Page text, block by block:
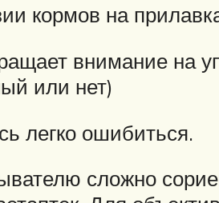
кормов на
внимание на
или нет)
легко ошибиться.
сложно